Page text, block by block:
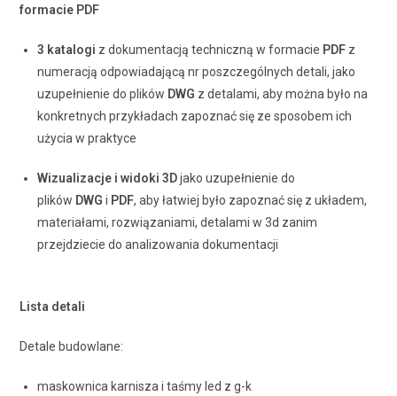
formacie PDF
3 katalogi z dokumentacją techniczną w formacie PDF z
numeracją odpowiadającą nr poszczególnych detali, jako
uzupełnienie do plików DWG z detalami, aby można było na
konkretnych przykładach zapoznać się ze sposobem ich
użycia w praktyce
Wizualizacje i widoki 3Djako uzupełnienie do
plików DWG i PDF, aby łatwiej było zapoznać się z układem,
materiałami, rozwiązaniami, detalami w 3d zanim
przejdziecie do analizowania dokumentacji
Lista detali
Detale budowlane:
maskownica karnisza i taśmy led z g-k